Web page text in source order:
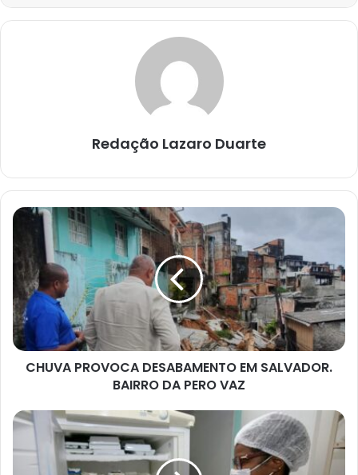
Redação Lazaro Duarte
CHUVA
PROVOCA
DESABAMENTO
EM
SALVADOR.
BAIRRO
DA
PERO
VAZ
CHUVA PROVOCA DESABAMENTO EM SALVADOR.
BAIRRO DA PERO VAZ
‘Bombeiro
do
Peito’